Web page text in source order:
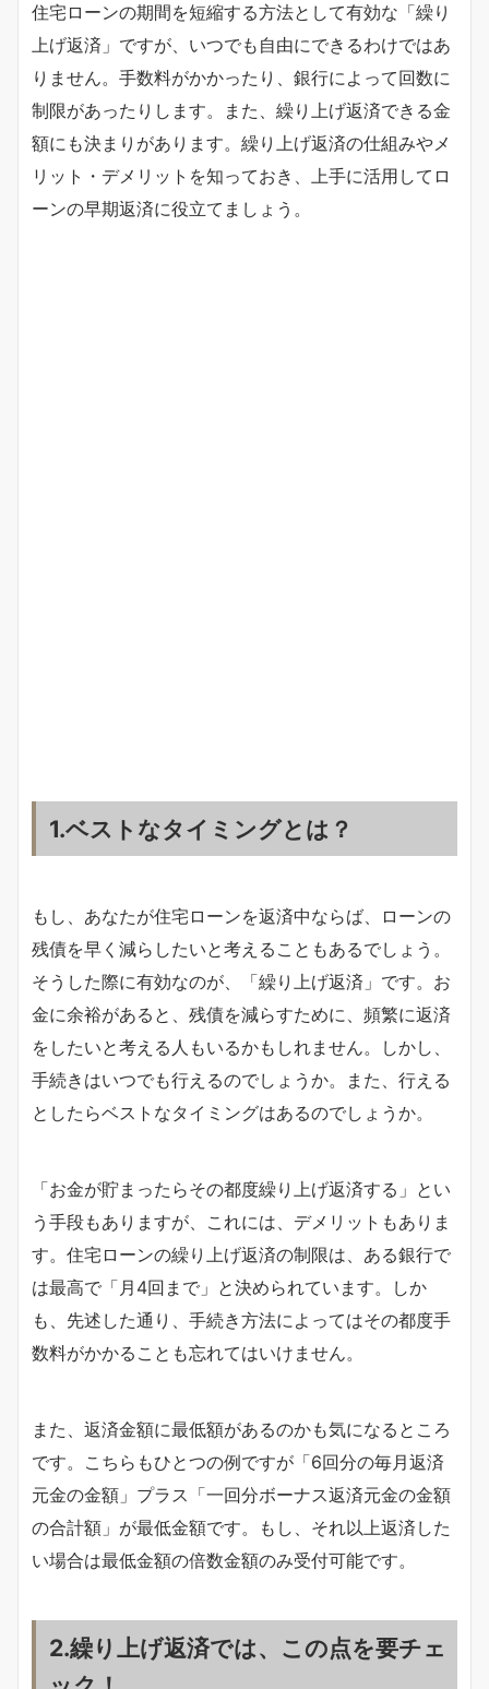
住宅ローンの期間を短縮する方法として有効な「繰り
上げ返済」ですが、いつでも自由にできるわけではあ
りません。手数料がかかったり、銀行によって回数に
制限があったりします。また、繰り上げ返済できる金
額にも決まりがあります。繰り上げ返済の仕組みやメ
リット・デメリットを知っておき、上手に活用してロ
ーンの早期返済に役立てましょう。
1.ベストなタイミングとは？
もし、あなたが住宅ローンを返済中ならば、ローンの
残債を早く減らしたいと考えることもあるでしょう。
そうした際に有効なのが、「繰り上げ返済」です。お
金に余裕があると、残債を減らすために、頻繁に返済
をしたいと考える人もいるかもしれません。しかし、
手続きはいつでも行えるのでしょうか。また、行える
としたらベストなタイミングはあるのでしょうか。
「お金が貯まったらその都度繰り上げ返済する」とい
う手段もありますが、これには、デメリットもありま
す。住宅ローンの繰り上げ返済の制限は、ある銀行で
は最高で「月4回まで」と決められています。しか
も、先述した通り、手続き方法によってはその都度手
数料がかかることも忘れてはいけません。
また、返済金額に最低額があるのかも気になるところ
です。こちらもひとつの例ですが「6回分の毎月返済
元金の金額」プラス「一回分ボーナス返済元金の金額
の合計額」が最低金額です。もし、それ以上返済した
い場合は最低金額の倍数金額のみ受付可能です。
2.繰り上げ返済では、この点を要チェ